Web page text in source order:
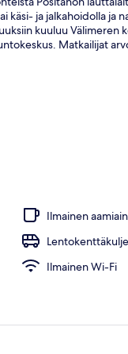
ja jalkahoidolla ja
kuuluu
Matkailijat
Ilmainen
Ilmainen Wi-Fi